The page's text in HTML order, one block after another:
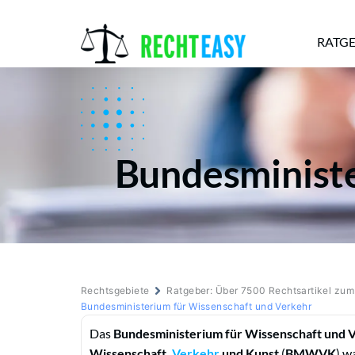
Rechtsgebiete Ratgeber: Über 7500 Rechtsartikel
Bundesministerium für Wissenschaft und Verkehr
Das Bundesministerium für Wissenschaft und
Alle Anwälte